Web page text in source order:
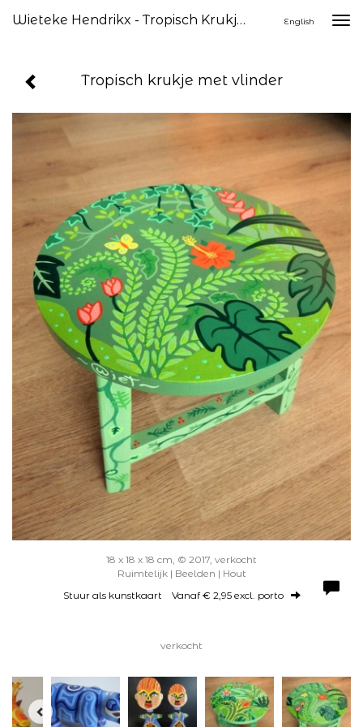
Wieteke Hendrikx - Tropisch Krukje Met Vlinder English
Tropisch krukje met vlinder
18 x 18 x 18 cm, © 2017, verkocht
Ruimtelijk | Beelden | Hout
Stuur als kunstkaart Vanaf € 2,95 excl. porto
verkocht